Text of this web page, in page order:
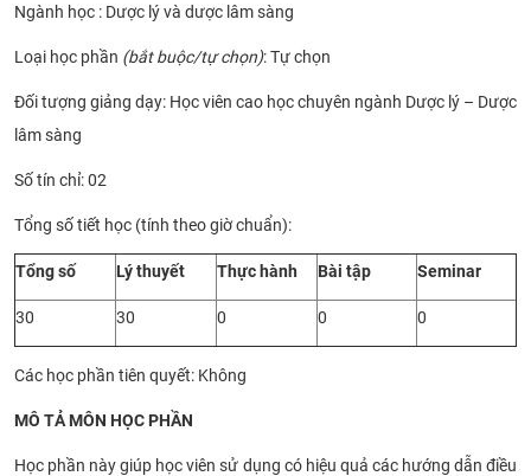
Ngành học : Dược lý và dược lâm sàng
Loại học phần (bắt buộc/tự chọn): Tự chọn
Đối tượng giảng dạy: Học viên cao học chuyên ngành Dược lý – Dược
lâm sàng
Số tín chỉ: 02
Tổng số tiết học (tính theo giờ chuẩn):
Tổng số Lý thuyết Thực hành Bài tập Seminar
30 30 0 0 0
Các học phần tiên quyết: Không
MÔ TẢ MÔN HỌC PHẦN
Học phần nàygiúp học viên sử dụng có hiệu quả các hướng dẫn điều